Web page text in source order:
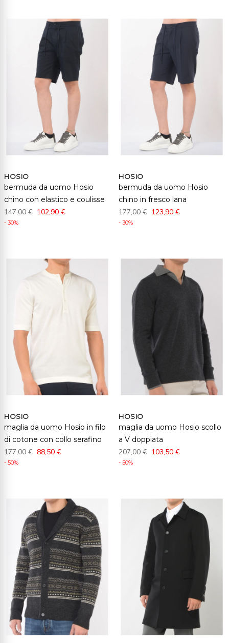
HOSIO
bermuda da uomo Hosio
chino con elastico e coulisse
147,00 € 102,90 €
- 30%
HOSIO
bermuda da uomo Hosio
chino in fresco lana
177,00 € 123,90 €
- 30%
HOSIO
maglia da uomo Hosio in filo
di cotone con collo serafino
177,00 € 88,50 €
- 50%
HOSIO
maglia da uomo Hosio scollo
a V doppiata
207,00 € 103,50 €
- 50%